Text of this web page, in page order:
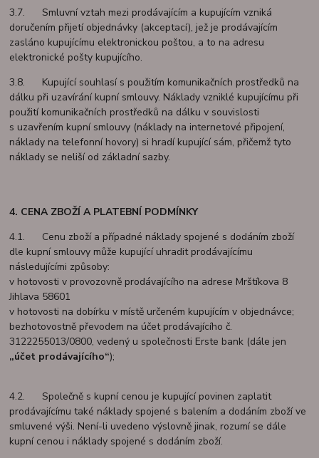
3.7. Smluvní vztah mezi prodávajícím a kupujícím vzniká
doručením přijetí objednávky (akceptací), jež je prodávajícím
zasláno kupujícímu elektronickou poštou, a to na adresu
elektronické pošty kupujícího.
3.8. Kupující souhlasí s použitím komunikačních prostředků na
dálku při uzavírání kupní smlouvy. Náklady vzniklé kupujícímu při
použití komunikačních prostředků na dálku v souvislosti
s uzavřením kupní smlouvy (náklady na internetové připojení,
náklady na telefonní hovory) si hradí kupující sám, přičemž tyto
náklady se neliší od základní sazby.
4. CENA ZBOŽÍ A PLATEBNÍ PODMÍNKY
4.1. Cenu zboží a případné náklady spojené s dodáním zboží
dle kupní smlouvy může kupující uhradit prodávajícímu
následujícími způsoby:
v hotovosti v provozovně prodávajícího na adrese Mrštíkova 8
Jihlava 58601
v hotovosti na dobírku v místě určeném kupujícím v objednávce;
bezhotovostně převodem na účet prodávajícího č.
3122255013/0800, vedený u společnosti Erste bank (dále jen
„účet prodávajícího“);
4.2. Společně s kupní cenou je kupující povinen zaplatit
prodávajícímu také náklady spojené s balením a dodáním zboží ve
smluvené výši. Není-li uvedeno výslovně jinak, rozumí se dále
kupní cenou i náklady spojené s dodáním zboží.